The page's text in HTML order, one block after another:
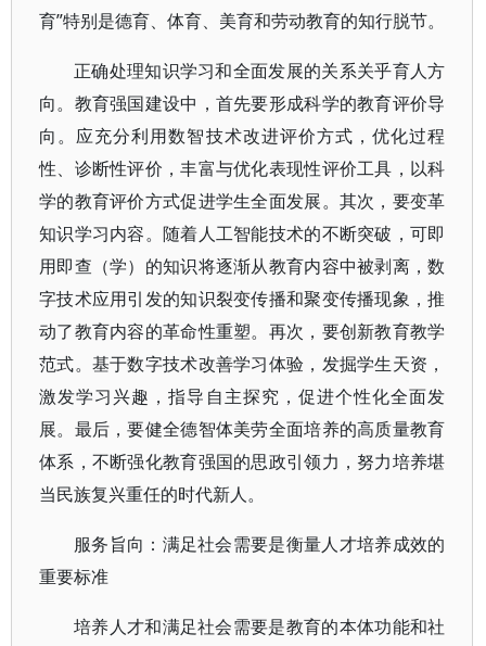
育”特别是德育、体育、美育和劳动教育的知行脱节。
正确处理知识学习和全面发展的关系关乎育人方
向。教育强国建设中，首先要形成科学的教育评价导
向。应充分利用数智技术改进评价方式，优化过程
性、诊断性评价，丰富与优化表现性评价工具，以科
学的教育评价方式促进学生全面发展。其次，要变革
知识学习内容。随着人工智能技术的不断突破，可即
用即查（学）的知识将逐渐从教育内容中被剥离，数
字技术应用引发的知识裂变传播和聚变传播现象，推
动了教育内容的革命性重塑。再次，要创新教育教学
范式。基于数字技术改善学习体验，发掘学生天资，
激发学习兴趣，指导自主探究，促进个性化全面发
展。最后，要健全德智体美劳全面培养的高质量教育
体系，不断强化教育强国的思政引领力，努力培养堪
当民族复兴重任的时代新人。
服务旨向：满足社会需要是衡量人才培养成效的
重要标准
培养人才和满足社会需要是教育的本体功能和社